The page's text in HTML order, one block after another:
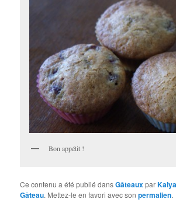
Bon appétit !
Ce contenu a été publié dansGâteauxparKalya
Gâteau. Mettez-le en favori avec sonpermalien.